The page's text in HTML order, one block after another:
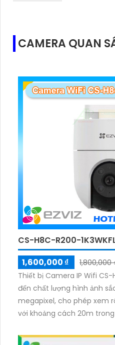
CAMERA QUAN
CS-H8C-R200-
1,600,000 ₫
1,800,000
Thiết bị Camera IP Wifi CS-
đến chất lượng hình ảnh
megapixel, cho phép xem
với khoảng cách 20m
đảm bảo hình ảnh màu